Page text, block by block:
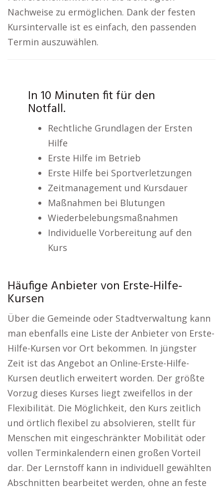
Nachweise zu ermöglichen. Dank der festen
Kursintervalle ist es einfach, den passenden
Termin auszuwählen.
In 10 Minuten fit für den
Notfall.
Rechtliche Grundlagen der Ersten
Hilfe
Erste Hilfe im Betrieb
Erste Hilfe bei Sportverletzungen
Zeitmanagement und Kursdauer
Maßnahmen bei Blutungen
Wiederbelebungsmaßnahmen
Individuelle Vorbereitung auf den
Kurs
Häufige Anbieter von Erste-Hilfe-
Kursen
Über die Gemeinde oder Stadtverwaltung kann
man ebenfalls eine Liste der Anbieter von Erste-
Hilfe-Kursen vor Ort bekommen. In jüngster
Zeit ist das Angebot an Online-Erste-Hilfe-
Kursen deutlich erweitert worden. Der größte
Vorzug dieses Kurses liegt zweifellos in der
Flexibilität. Die Möglichkeit, den Kurs zeitlich
und örtlich flexibel zu absolvieren, stellt für
Menschen mit eingeschränkter Mobilität oder
vollen Terminkalendern einen großen Vorteil
dar. Der Lernstoff kann in individuell gewählten
Abschnitten bearbeitet werden, ohne an feste